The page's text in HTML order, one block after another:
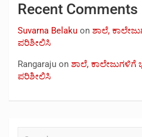
Recent Comments
Suvarna Belaku on ಶಾಲೆ,
ಪರಿಶೀಲಿಸಿ
Rangaraju on ಶಾಲೆ, ಕಾಲೇಜುಗಳಿಗೆ
ಪರಿಶೀಲಿಸಿ